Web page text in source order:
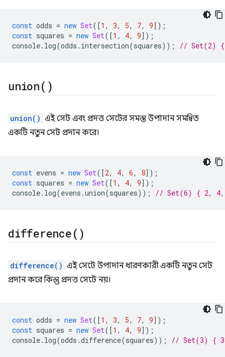
const odds = new Set([1 , 3, 5, 7, 9]);
const squares = new Set([1 , 4, 9]);
console. log(odds . intersection(squares)); // Set(2)
union( )
union() এই সেট এবং প্রদত্ত সেটের সমস্ত উপাদান সমন্বিত
একটি নতুন সেট প্রদান করে।
const evens = new Set([2, 4, 6, 8]);
const squares = new Set([1 , 4, 9]);
console. log(evens .union(squares)); // Set(6) { 2,
difference( )
difference() এই সেটে উপাদান ধারণকারী একটি নতুন সেট
প্রদান করে কিন্তু প্রদত্ত সেটে নয়।
const odds = new Set([1 , 3, 5, 7, 9]);
const squares = new Set([1 , 4, 9]);
console. log(odds .difference(squares)); // Set(3) {